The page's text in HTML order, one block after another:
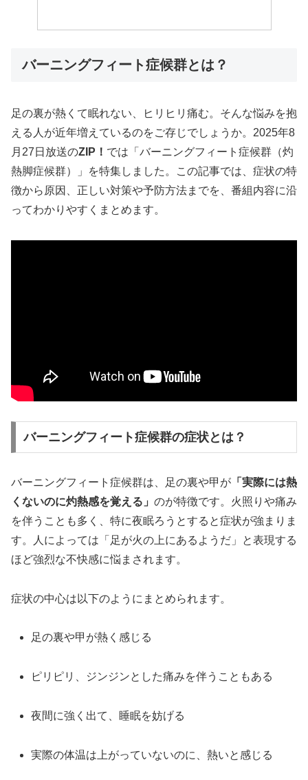
バーニングフィート症候群とは？
足の裏が熱くて眠れない、ヒリヒリ痛む。そんな悩みを抱
える人が近年増えているのをご存じでしょうか。2025年8
月27日放送のZIP！ では「バーニングフィート症候群（灼
熱脚症候群）」を特集しました。この記事では、症状の特
徴から原因、正しい対策や予防方法までを、番組内容に沿
ってわかりやすくまとめます。
バーニングフィート症候群の症状とは？
バーニングフィート症候群は、足の裏や甲が 「実際には熱
くないのに灼熱感を覚える」 のが特徴です。火照りや痛み
を伴うことも多く、特に夜眠ろうとすると症状が強まりま
す。人によっては「足が火の上にあるようだ」と表現する
ほど強烈な不快感に悩まされます。
症状の中心は以下のようにまとめられます。
足の裏や甲が熱く感じる
ピリピリ、ジンジンとした痛みを伴うこともある
夜間に強く出て、睡眠を妨げる
実際の体温は上がっていないのに、熱いと感じる